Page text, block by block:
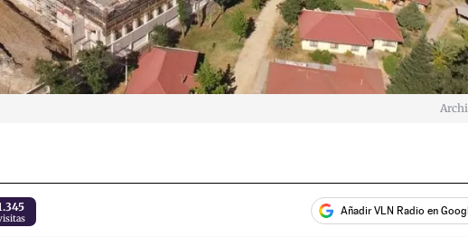
Añadir VLN Radio en